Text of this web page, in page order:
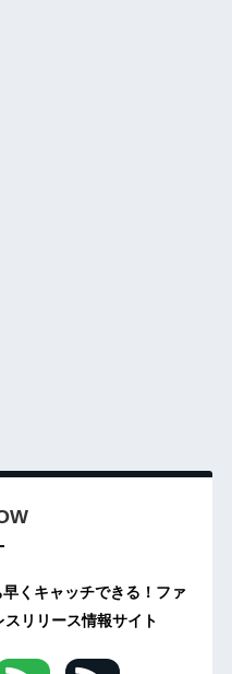
くキャッチできる！ファ
リリース情報サイト